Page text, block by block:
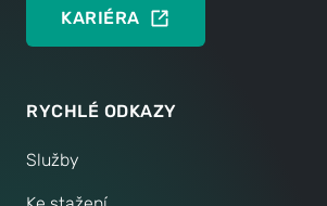
RYCHLÉ ODKAZY
Služby
KARIÉRA